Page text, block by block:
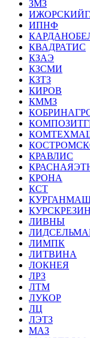
ЗМЗ
ИПНФ
КВАДРАТИС
КЗАЭ
КЗСМИ
КЗТЗ
КИРОВ
КММЗ
КРАВЛИС
КРОНА
КСТ
ЛИВНЫ
ЛИМПК
ЛИТВИНА
ЛОКНЕЯ
ЛРЗ
ЛТМ
ЛУКОР
ЛЦ
ЛЭТЗ
МАЗ